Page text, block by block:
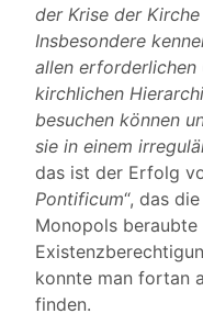
der Krise der
Insbesondere
allen erforderlichen
kirchlichen
besuchen können
sie in einem
das ist der Erfolg
Pontificum“, das
Monopols
konnte man fortan
finden.